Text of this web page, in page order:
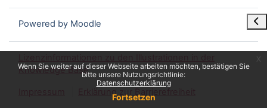
Wenn Sie weiter auf dieser Webseite arbeiten möchten, bestätigen Sie
bitte unsere Nutzungsrichtlinie:
Datenschutzerklärung
Fortsetzen
Powered by Moodle
Knowledge Base
Erklärung zur Barrierefreiheit